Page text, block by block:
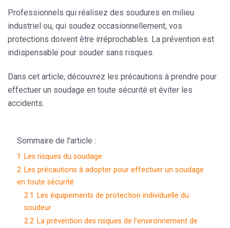
Professionnels qui réalisez des soudures en milieu
industriel ou, qui soudez occasionnellement, vos
protections doivent être irréprochables. La prévention est
indispensable pour souder sans risques.
Dans cet article, découvrez les précautions à prendre pour
effectuer un soudage en toute sécurité et éviter les
accidents.
Sommaire de l'article :
1
Les risques du soudage
2 Les précautions à adopter pour effectuer un soudage
en toute sécurité
2.1
Les équipements de protection individuelle du
soudeur
2.2 La prévention des risques de l’environnement de